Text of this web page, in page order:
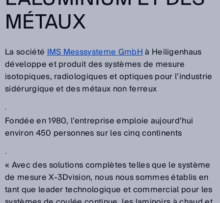
MÉTAUX
La sociétéIMS Messsysteme GmbHà Heiligenhaus
développe et produit des systèmes de mesure
isotopiques, radiologiques et optiques pour l’industrie
sidérurgique et des métaux non ferreux
.
Fondée en 1980, l’entreprise emploie aujourd’hui
environ 450 personnes sur les cinq continents
.
« Avec des solutions complètes telles que le système
de mesure X-3Dvision, nous nous sommes établis en
tant que leader technologique et commercial pour les